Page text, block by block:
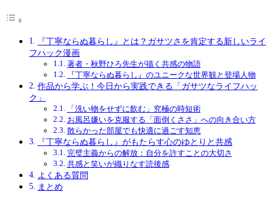
『丁寧ならぬ暮らし』とは？ガサツさを肯定する新しいライ
フハック漫画
著者・秋野ひろ先生が描く共感の物語
『丁寧ならぬ暮らし』のユニークな世界観と登場人物
作品から学ぶ！今日から実践できる「ガサツなライフハッ
ク」
「洗い物をせずに飲む」究極の時短術
お風呂嫌いを克服する「面倒くささ」への向き合い方
散らかった部屋でも快適に過ごす知恵
『丁寧ならぬ暮らし』がもたらす心のゆとりと共感
完璧主義からの解放：自分を許すことの大切さ
共感と笑いが織りなす読後感
よくある質問
まとめ